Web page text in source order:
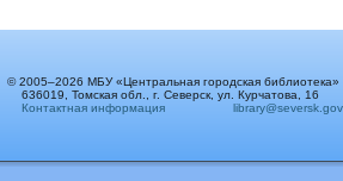
© 2005–2026 МБУ «Центральная городская библиотека»
636019, Томская обл., г. Северск, ул. Курчатова, 16
Контактная информация